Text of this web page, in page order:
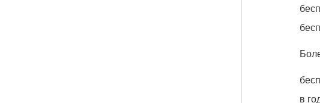
в